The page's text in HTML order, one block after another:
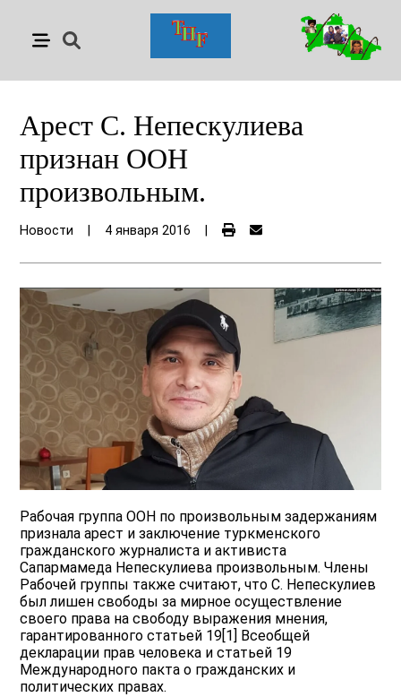
Арест С. Непескулиева
признан ООН
произвольным.
Новости 4 января 2016
Рабочая группа ООН по произвольным задержаниям
признала арест и заключение туркменского
гражданского журналиста и активиста
Сапармамеда Непескулиева произвольным. Члены
Рабочей группы также считают, что С. Непескулиев
был лишен свободы за мирное осуществление
своего права на свободу выражения мнения,
гарантированного статьей 19[1] Всеобщей
декларации прав человека и статьей 19
Международного пакта о гражданских и
политических правах.